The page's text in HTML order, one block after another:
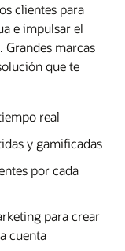
clientes para
e impulsar el
Grandes marcas
que te
real
y gamificadas
por cada
para crear
cuenta